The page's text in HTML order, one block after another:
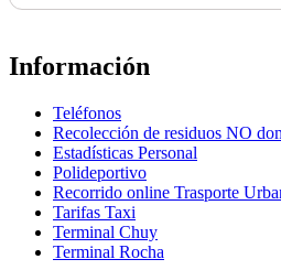
Información
Teléfonos
Recolección de residuos NO
Estadísticas Personal
Polideportivo
Recorrido online Trasporte
Tarifas Taxi
Terminal Chuy
Terminal Rocha